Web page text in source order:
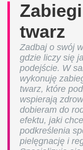
twarz
Zadbaj o swój
gdzie liczy się
podejście. W
wykonuję
twarz, które
wspierają
dobieram do
efektu, jaki
podkreślenia
pielęgnację i